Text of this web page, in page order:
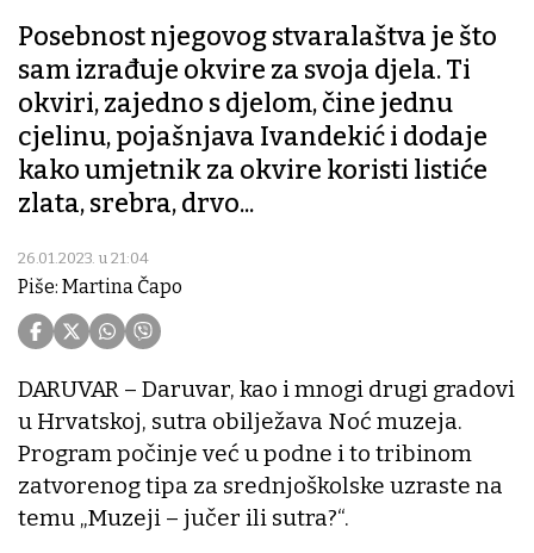
Posebnost njegovog stvaralaštva je što
sam izrađuje okvire za svoja djela. Ti
okviri, zajedno s djelom, čine jednu
cjelinu, pojašnjava Ivandekić i dodaje
kako umjetnik za okvire koristi listiće
zlata, srebra, drvo...
26.01.2023. u 21:04
Piše: Martina Čapo
DARUVAR – Daruvar, kao i mnogi drugi gradovi
u Hrvatskoj, sutra obilježava Noć muzeja.
Program počinje već u podne i to tribinom
zatvorenog tipa za srednjoškolske uzraste na
temu „Muzeji – jučer ili sutra?“.